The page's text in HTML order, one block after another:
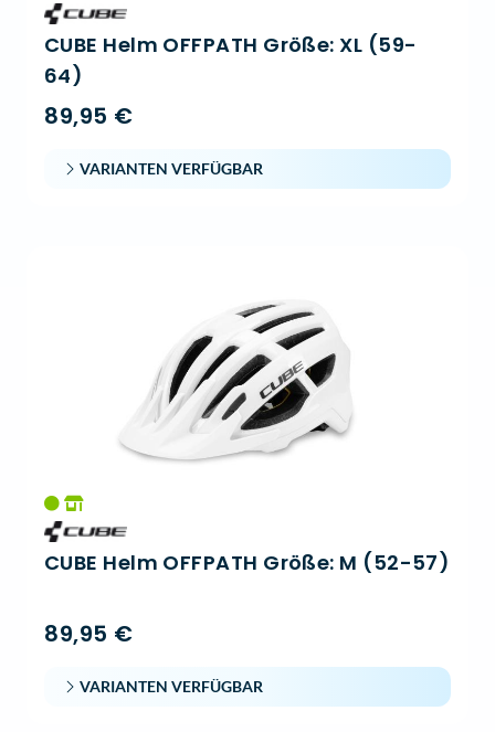
CUBE Helm OFFPATH Größe: XL (59-
64)
89,95 €
VARIANTEN VERFÜGBAR
CUBE Helm OFFPATH Größe: M (52-57)
89,95 €
VARIANTEN VERFÜGBAR